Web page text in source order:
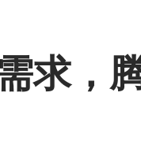
求，